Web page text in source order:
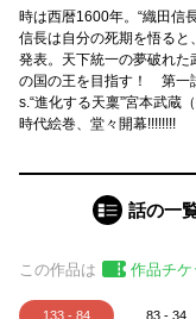
時は西暦1600年。“織田信
信長は自分の死期を悟ると
発表。天下統一の夢破れた
の国の王を目指す！ 第一
s.“進化する天稟”宮本武蔵
時代絵巻、堂々開幕!!!!!!!!
話の一
この作品は 作品チケ
133 - 84 83 - 34